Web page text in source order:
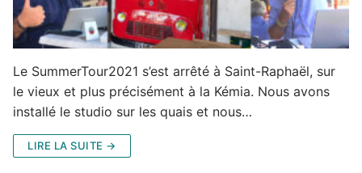
Le SummerTour2021 s’est arrêté à Saint-Raphaël, sur
le vieux et plus précisément à la Kémia. Nous avons
installé le studio sur les quais et nous…
LIRE LA SUITE →